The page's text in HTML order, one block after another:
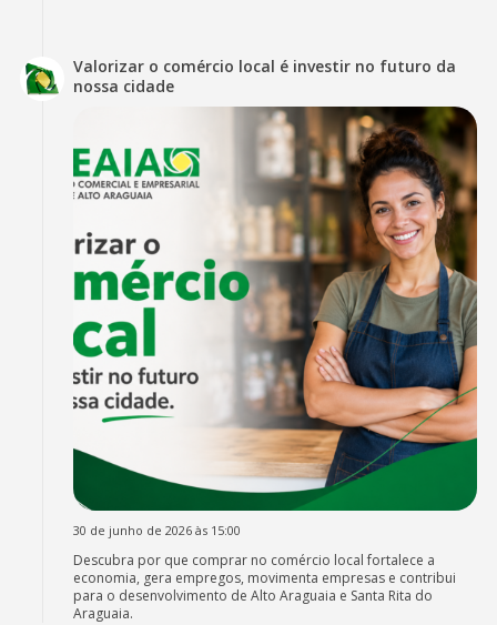
Valorizar o comércio local é investir no futuro da
nossa cidade
30 de junho de 2026 às 15:00
Descubra por que comprar no comércio local fortalece a
economia, gera empregos, movimenta empresas e contribui
para o desenvolvimento de Alto Araguaia e Santa Rita do
Araguaia.